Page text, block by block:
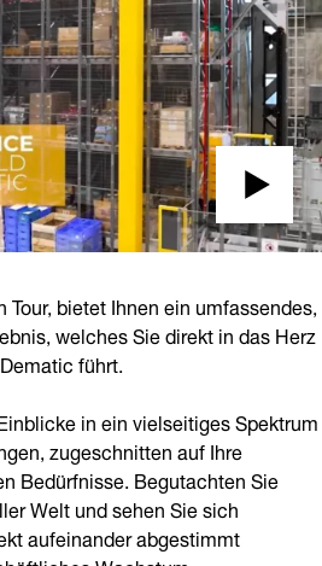
bietet Ihnen ein umfassendes,
welches Sie direkt in das Herz
führt.
in ein vielseitiges Spektrum
zugeschnitten auf Ihre
Bedürfnisse. Begutachten Sie
Welt und sehen Sie sich
aufeinander abgestimmt